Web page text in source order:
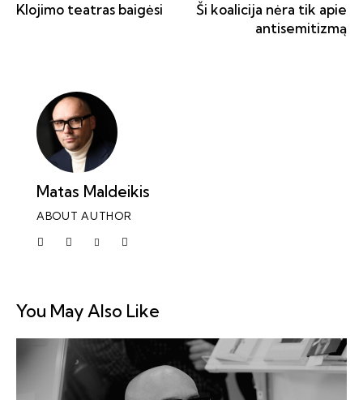
Klojimo teatras baigėsi
Ši koalicija nėra tik apie
antisemitizmą
Matas Maldeikis
ABOUT AUTHOR
You May Also Like